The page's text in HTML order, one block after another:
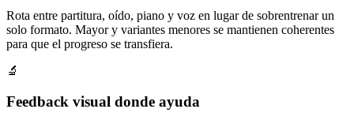
Rota entre partitura, oído, piano y voz en lugar de sobrentrenar un
solo formato. Mayor y variantes menores se mantienen coherentes
para que el progreso se transfiera.
🔬
Feedback visual donde ayuda